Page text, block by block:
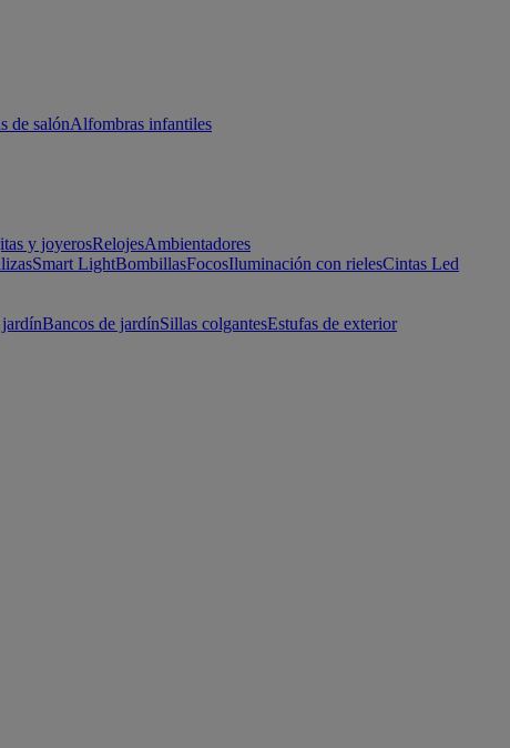
de salónAlfombras infantiles
y joyerosRelojesAmbientadores
Smart LightBombillasFocosIluminación con rielesCintas Led
Bancos de jardínSillas colgantesEstufas de exterior